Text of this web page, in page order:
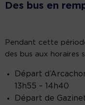
Des bus en
Pendant cette
des bus aux horaires
Départ
13h55 – 14h40
Départ de